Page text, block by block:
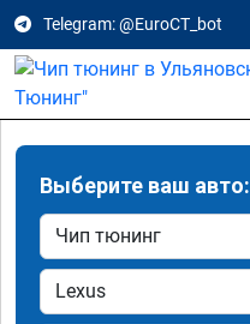
Telegram: @EuroCT_bot
Выберите ваш авто: